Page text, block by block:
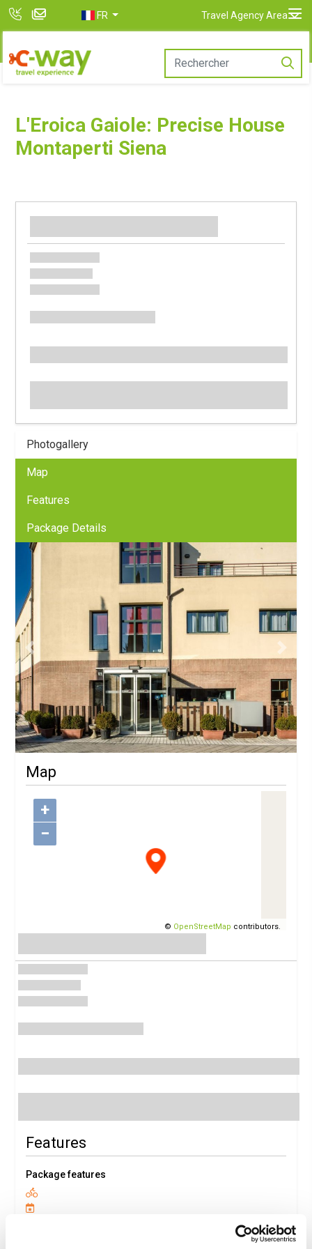
FR Travel Agency Area
L'Eroica Gaiole: Precise House
Montaperti Siena
Photogallery
Map
Features
Package Details
Previous Next
Map
+
−
© OpenStreetMap contributors.
Features
Package features